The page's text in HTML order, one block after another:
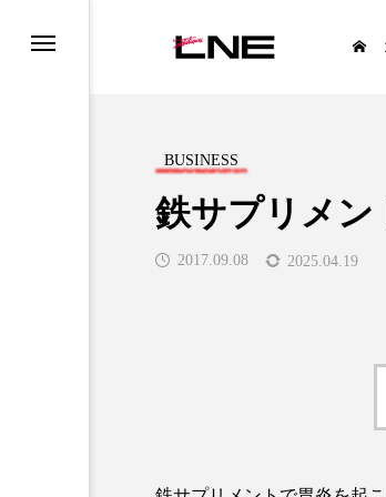
BUSINESS
鉄サプリメン
2017.09.08 2025.04.19